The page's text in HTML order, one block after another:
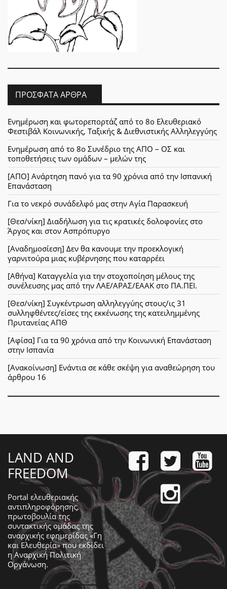
ΠΡΌΣΦΑΤΑ ΆΡΘΡΑ
Ενημέρωση και φωτορεπορτάζ από το 8ο Ελευθεριακό
Φεστιβάλ Κοινωνικής, Ταξικής & Διεθνιστικής Αλληλεγγύης
Ενημέρωση από το 8ο Συνέδριο της ΑΠΟ – ΟΣ και
τοποθετήσεις των ομάδων – μελών της
[ΑΠΟ] Ανάρτηση πανό για τα 90 χρόνια από την Ισπανική
Επανάσταση
Για το νεκρό συνάδελφό μας στην Αγία Παρασκευή
[Θεσ/νίκη] Διαδήλωση για τις κρατικές δολοφονίες στο
Άργος και στον Ασπρόπυργο
[Αναδημοσίεση] Δεν θα κανουμε την προεκλογική
γαρνιτούρα μιας κυβέρνησης που καταρρέει
[Αθήνα] Καταγγελία για την στοχοποίηση μέλους της
συνέλευσης μας από την ΛΑΕ/ΑΡΑΣ/ΕΑΑΚ στο ΠΑ.ΠΕΙ.
[Θεσ/νίκη] Συγκέντρωση αλληλεγγύης στους/ις 31
συλληφθέντες/είσες της εκκένωσης της κατειλημμένης
Πρυτανείας ΑΠΘ
[Αφίσα] Για τα 90 χρόνια από την Κοινωνική Επανάσταση
στην Ισπανία
[Ανακοίνωση] Ενάντια σε κάθε σκέψη για αναθεώρηση του
άρθρου 16
LAND AND
FREEDOM
Portal ελευθεριακής
αντιπληροφόρησης,
πρωτοβουλία της
συντακτικής ομάδας της
αναρχικής εφημερίδας «Γη
και Ελευθερία» που εκδίδει
ηΑναρχική Πολιτική
Οργάνωση.